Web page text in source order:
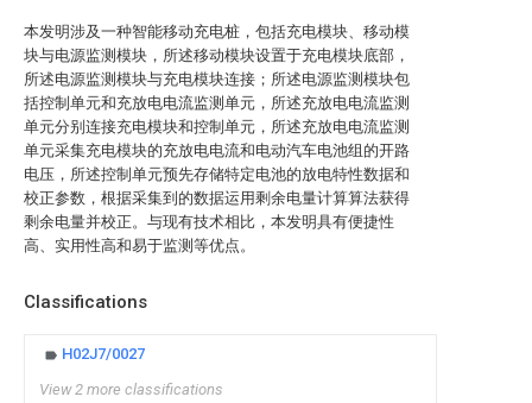
本发明涉及一种智能移动充电桩，包括充电模块、移动模
块与电源监测模块，所述移动模块设置于充电模块底部，
所述电源监测模块与充电模块连接；所述电源监测模块包
括控制单元和充放电电流监测单元，所述充放电电流监测
单元分别连接充电模块和控制单元，所述充放电电流监测
单元采集充电模块的充放电电流和电动汽车电池组的开路
电压，所述控制单元预先存储特定电池的放电特性数据和
校正参数，根据采集到的数据运用剩余电量计算算法获得
剩余电量并校正。与现有技术相比，本发明具有便捷性
高、实用性高和易于监测等优点。
Classifications
H02J7/0027
View 2 more classifications